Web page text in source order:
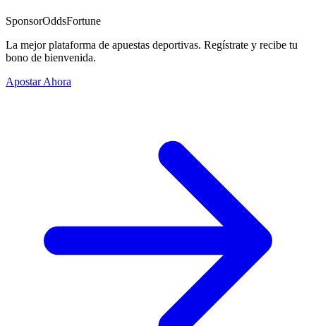
SponsorOddsFortune
La mejor plataforma de apuestas deportivas. Regístrate y recibe tu
bono de bienvenida.
Apostar Ahora